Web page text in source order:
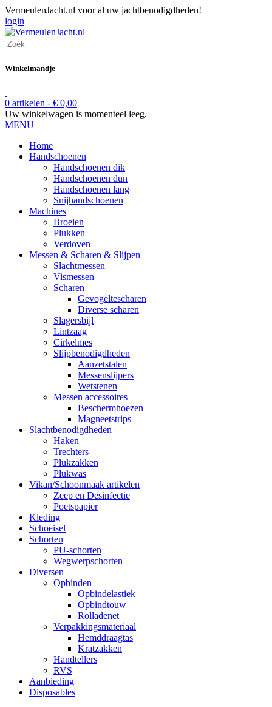
VermeulenJacht.nl voor al uw jachtbenodigdheden!
login
Winkelmandje
0 artikelen - € 0,00
Uw winkelwagen is momenteel leeg.
MENU
Home
Handschoenen
Handschoenen dik
Handschoenen dun
Handschoenen lang
Snijhandschoenen
Machines
Broeien
Plukken
Verdoven
Messen & Scharen & Slijpen
Slachtmessen
Vismessen
Scharen
Gevogeltescharen
Diverse scharen
Slagersbijl
Lintzaag
Cirkelmes
Slijpbenodigdheden
Aanzetstalen
Messenslijpers
Wetstenen
Messen accessoires
Beschermhoezen
Magneetstrips
Slachtbenodigdheden
Haken
Trechters
Plukzakken
Plukwas
Vikan/Schoonmaak artikelen
Zeep en Desinfectie
Poetspapier
Kleding
Schoeisel
Schorten
PU-schorten
Wegwerpschorten
Diversen
Opbinden
Opbindelastiek
Opbindtouw
Rolladenet
Verpakkingsmateriaal
Hemddraagtas
Kratzakken
Handtellers
RVS
Aanbieding
Disposables